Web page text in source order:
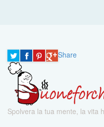
Share
Spolvera la tua mente, la vita